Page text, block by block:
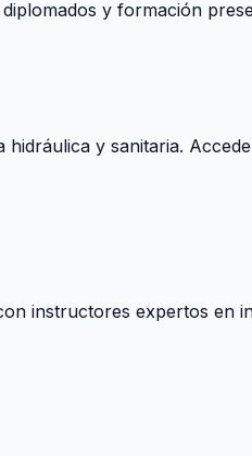
y formación
hidráulica y sanitaria.
instructores expertos en